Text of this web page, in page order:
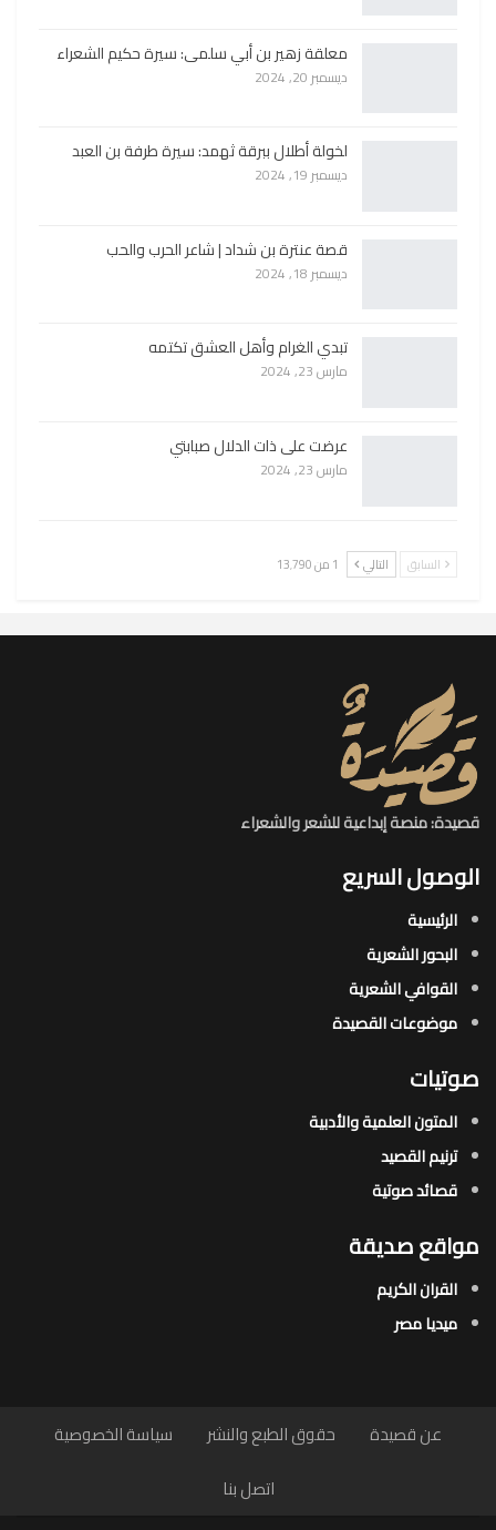
معلقة زهير بن أبي سلمى: سيرة حكيم الشعراء
ديسمبر 20, 2024
لخولة أطلال ببرقة ثهمد: سيرة طرفة بن العبد
ديسمبر 19, 2024
قصة عنترة بن شداد | شاعر الحرب والحب
ديسمبر 18, 2024
تبدي الغرام وأهل العشق تكتمه
مارس 23, 2024
عرضت على ذات الدلال صبابتي
مارس 23, 2024
السابق التالي 1 من 13٬790
قصيدة: منصة إبداعية للشعر والشعراء
الوصول السريع
الرئيسية
البحور الشعرية​
القوافي الشعرية​
موضوعات القصيدة​
صوتيات
المتون العلمية والأدبية
ترنيم القصيد
قصائد صوتية
مواقع صديقة
القران الكريم
ميديا مصر
عن قصيدة حقوق الطبع والنشر
سياسة الخصوصية
اتصل بنا